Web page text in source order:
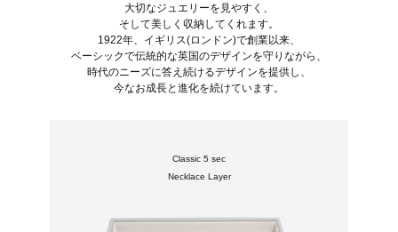
大切なジュエリーを見やすく、
そして美しく収納してくれます。
1922年、イギリス(ロンドン)で創業以来、
ベーシックで伝統的な英国のデザインを守りながら、
時代のニーズに答え続けるデザインを提供し、
今なお成長と進化を続けています。
Classic 5 sec
Necklace Layer